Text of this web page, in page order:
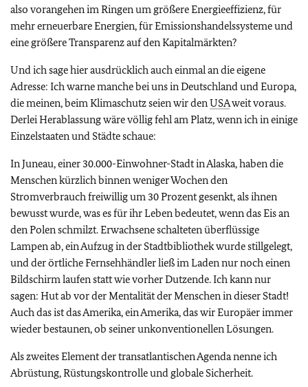
also vorangehen im Ringen um größere Energieeffizienz, für
mehr erneuerbare Energien, für Emissionshandelssysteme und
eine größere Transparenz auf den Kapitalmärkten?
Und ich sage hier ausdrücklich auch einmal an die eigene
Adresse: Ich warne manche bei uns in Deutschland und Europa,
die meinen, beim Klimaschutz seien wir denUSAweit voraus.
Derlei Herablassung wäre völlig fehl am Platz, wenn ich in einige
Einzelstaaten und Städte schaue:
In Juneau, einer 30.000-Einwohner-Stadt in Alaska, haben die
Menschen kürzlich binnen weniger Wochen den
Stromverbrauch freiwillig um 30 Prozent gesenkt, als ihnen
bewusst wurde, was es für ihr Leben bedeutet, wenn das Eis an
den Polen schmilzt. Erwachsene schalteten überflüssige
Lampen ab, ein Aufzug in der Stadtbibliothek wurde stillgelegt,
und der örtliche Fernsehhändler ließ im Laden nur noch einen
Bildschirm laufen statt wie vorher Dutzende. Ich kann nur
sagen: Hut ab vor der Mentalität der Menschen in dieser Stadt!
Auch das ist das Amerika, ein Amerika, das wir Europäer immer
wieder bestaunen, ob seiner unkonventionellen Lösungen.
Als zweites Element der transatlantischen Agenda nenne ich
Abrüstung, Rüstungskontrolle und globale Sicherheit.